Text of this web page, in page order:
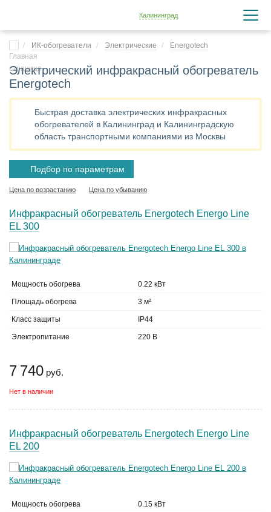
Калининград
ИК-обогреватели Электрические Energotech
Электрический инфракрасный обогреватель
Energotech
Быстрая доставка электрических инфракрасных
обогревателей в Калининград и Калининградскую
область транспортными компаниями из Москвы
Подбор по параметрам
Цена по возрастанию Цена по убыванию
Инфракрасный обогреватель Energotech Energo Line
EL 300
Мощность обогрева 0.22 кВт
Площадь обогрева 3 м²
Класс защиты IP44
Электропитание 220 В
7 740 руб.
Нет в наличии
Инфракрасный обогреватель Energotech Energo Line
EL 200
Мощность обогрева 0.15 кВт